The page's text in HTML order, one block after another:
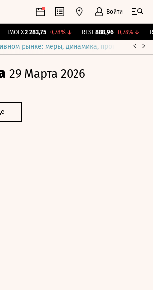
Войти
IMOEX 2 283,75 -0,78%↓ RTSI 888,96 -0,78%↓
рынке: меры, динамика, прогнозы
29 Марта 2026